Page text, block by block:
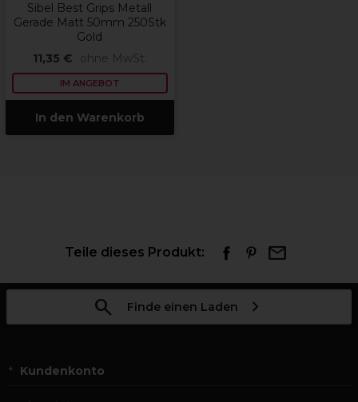
Sibel Best Grips Metall
Gerade Matt 50mm 250Stk
Gold
11,35 €
ohne MwSt.
IM ANGEBOT
In den Warenkorb
Teile dieses Produkt:
Finde einen Laden
Kundenkonto